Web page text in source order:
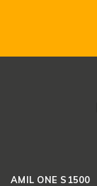
AMIL ONE S1500